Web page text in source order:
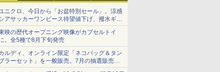
ニクロ、今日から「お盆特別セール」。涼感
アサッカーワンピース待望値下げ、撥水ギア
ョーツは1990円に
映の歴代オープニング映像がカプセルトイ
。全5種で8月下旬発売
ルディ、オンライン限定「ネコバッグ＆タン
ラーセット」を一般販売。7月の抽選販売の
選無効分